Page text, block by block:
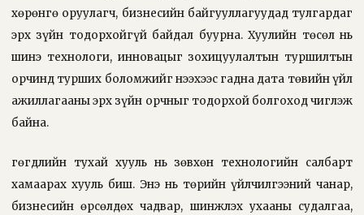
хөрөнгө оруулагч, бизнесийн байгууллагуудад тулгардаг
эрх зүйн тодорхойгүй байдал буурна. Хуулийн төсөл нь
шинэ технологи, инновацыг зохицуулалтын туршилтын
орчинд турших боломжийг нээхээс гадна дата төвийн үйл
ажиллагааны эрх зүйн орчныг тодорхой болгоход чиглэж
байна.
Өгөгдлийн тухай хууль нь зөвхөн технологийн салбарт
хамаарах хууль биш. Энэ нь төрийн үйлчилгээний чанар,
бизнесийн өрсөлдөх чадвар, шинжлэх ухааны судалгаа,